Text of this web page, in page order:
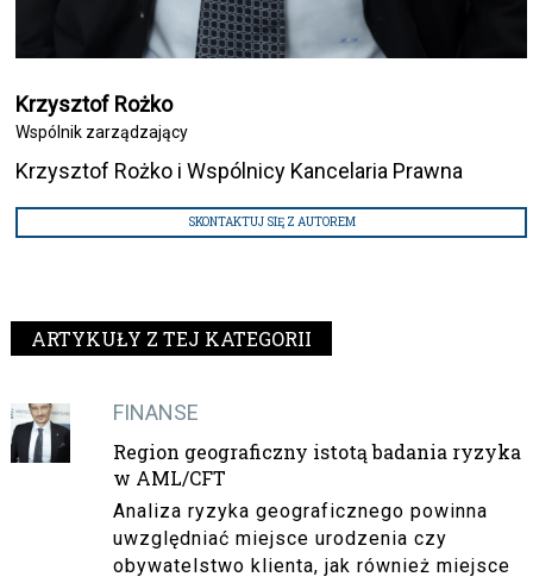
Krzysztof Rożko
Wspólnik zarządzający
Krzysztof Rożko i Wspólnicy Kancelaria Prawna
SKONTAKTUJ SIĘ Z AUTOREM
ARTYKUŁY Z TEJ KATEGORII
FINANSE
Region geograficzny istotą badania ryzyka
w AML/CFT
Analiza ryzyka geograficznego powinna
uwzględniać miejsce urodzenia czy
obywatelstwo klienta, jak również miejsce